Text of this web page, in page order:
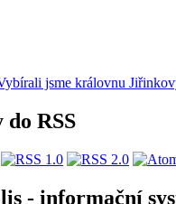
jsme královnu
RSS
- informační